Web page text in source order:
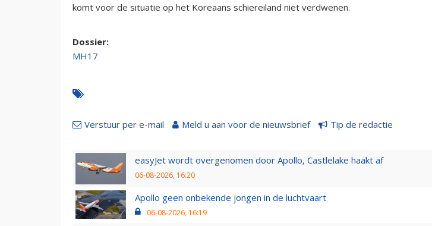
komt voor de situatie op het Koreaans schiereiland niet verdwenen.
Dossier:
MH17
Verstuur per e-mail Meld u aan voor de nieuwsbrief Tip de redactie
easyJet wordt overgenomen door Apollo, Castlelake haakt af
06-08-2026, 16:20
Apollo geen onbekende jongen in de luchtvaart
06-08-2026, 16:19